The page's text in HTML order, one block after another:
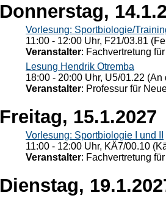
Donnerstag,
Vorlesung: Sportbiologie/
11:00 - 12:00 Uhr, F21/03.81
Veranstalter: Fachvertretung
Lesung Hendrik Otremba
18:00 - 20:00 Uhr, U5/01.22
Veranstalter: Professur für
Freitag, 15.1.2027
Vorlesung: Sportbiologie I und II
11:00 - 12:00 Uhr, KÄ7/00.10
Veranstalter: Fachvertretung
Dienstag,